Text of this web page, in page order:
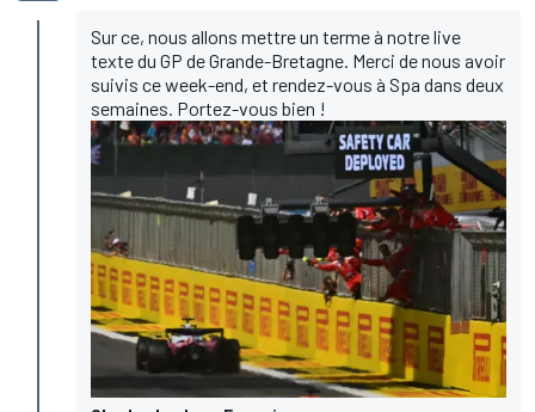
Sur ce, nous allons mettre un terme à notre live
texte du GP de Grande-Bretagne. Merci de nous avoir
suivis ce week-end, et rendez-vous à Spa dans deux
semaines. Portez-vous bien !